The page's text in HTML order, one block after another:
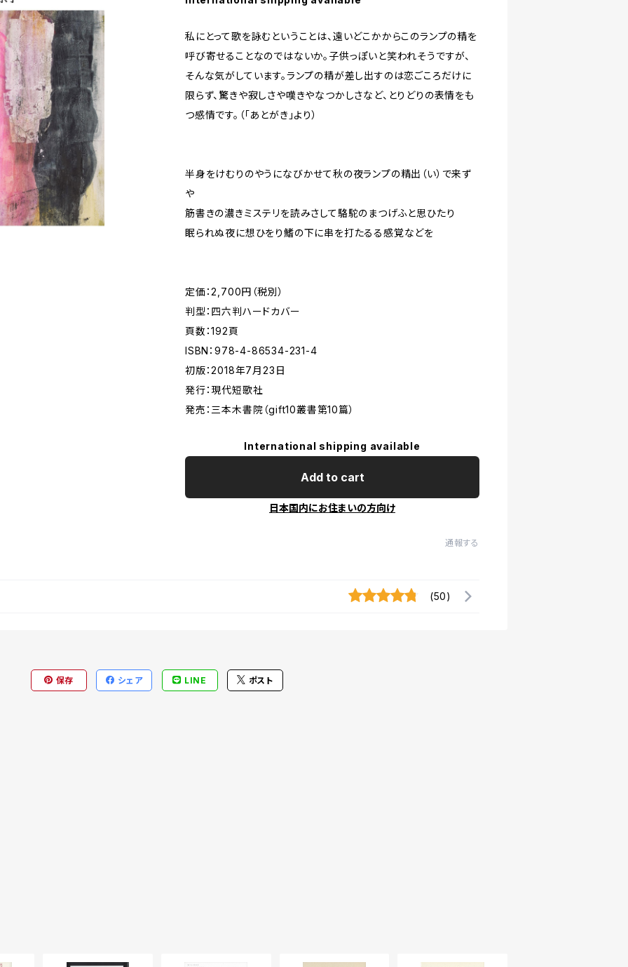
私にとって歌を詠むということは、遠いどこかからこのランプの精を
呼び寄せることなのではないか。子供っぽいと笑われそうですが、
そんな気がしています。ランプの精が差し出すのは恋ごころだけに
限らず、驚きや寂しさや嘆きやなつかしさなど、とりどりの表情をも
つ感情です。（「あとがき」より）
半身をけむりのやうになびかせて秋の夜ランプの精出（い）で来ず
や
筋書きの濃きミステリを読みさして駱駝のまつげふと思ひたり
眠られぬ夜に想ひをり鰭の下に串を打たるる感覚などを
定価：2,700円（税別）
判型：四六判ハードカバー
頁数：192頁
ISBN：978-4-86534-231-4
初版：2018年7月23日
発行：現代短歌社
発売：三本木書院（gift10叢書第10篇）
International shipping available
Add to cart
日本国内にお住まいの方向け
通報する
(50)
保存 シェア LINE ポスト